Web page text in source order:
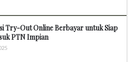
Try-Out Online Berbayar untuk Siap
PTN Impian